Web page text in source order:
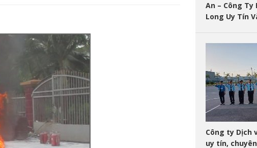
An – Công Ty
Long Uy Tín
Công ty Dịch
uy tín,